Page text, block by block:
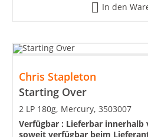
In den
Chris Stapleton
Starting Over
2 LP 180g, Mercury, 3503007
Verfügbar : Lieferbar innerhalb
soweit verfügbar beim